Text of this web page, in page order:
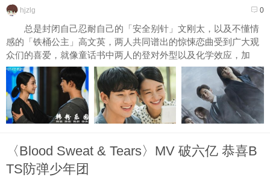
0
hjzlg
总是封闭自己忍耐自己的「安全别针」文刚太，以及不懂情
感的「铁桶公主」高文英，两人共同谱出的惊悚恋曲受到广大观
众们的喜爱，就像童话书中两人的登对外型以及化学效应，加
上...
〈Blood Sweat & Tears〉MV 破六亿 恭喜B
TS防弹少年团